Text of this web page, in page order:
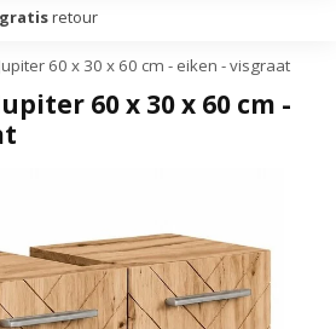
gratis retour
60 x 30 x 60 cm - eiken - visgraat
60 x 30 x 60 cm -